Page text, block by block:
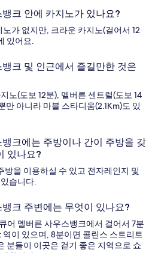
크 안에 카지노가 있나요?
가 없지만, 크라운 카지노(걸어서 12
있어요.
크 및 인근에서 즐길만한 것은
노(도보 12분), 멜버른 센트럴(도보 14
만 아니라 마블 스타디움(2.1Km)도 있
크에는 주방이나 간이 주방을 갖
있나요?
방을 이용하실 수 있고 전자레인지 및
습니다.
크 주변에는 무엇이 있나요?
어 멜버른 사우스뱅크에서 걸어서 7분
이 있으며, 8분이면 콜린스 스트리트
분들이 이곳은 걷기 좋은 지역으로 쇼